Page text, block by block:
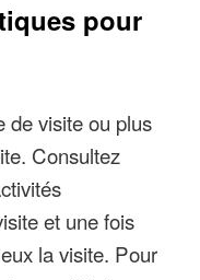
pour
de visite ou plus
Consultez
et une fois
la visite. Pour